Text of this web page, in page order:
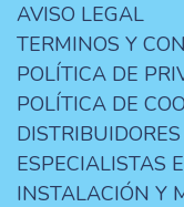
AVISO LEGAL
TERMINOS Y
POLÍTICA DE
POLÍTICA DE
ESPECIALISTAS
INSTALACIÓN Y